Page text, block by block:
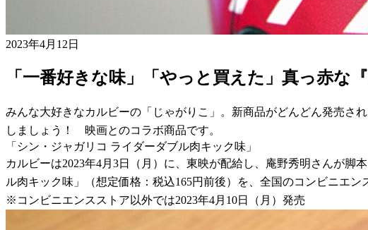
2023年4月12日
「一番好きな味」「やっと買えた」真っ赤な
みんな大好きなカルビーの「じゃがりこ」。新商品がどんどん発売さ
しましょう！ 映画とのコラボ商品です。
「シン・ジャガリコ ライダーダブル肉キック味」
カルビーは2023年4月3日（月）に、東映が配給し、庵野秀明さんが
ル肉キック味」（想定価格：税込165円前後）を、全国のコンビニエン
※コンビニエンスストア以外では2023年4月10日（月）発売